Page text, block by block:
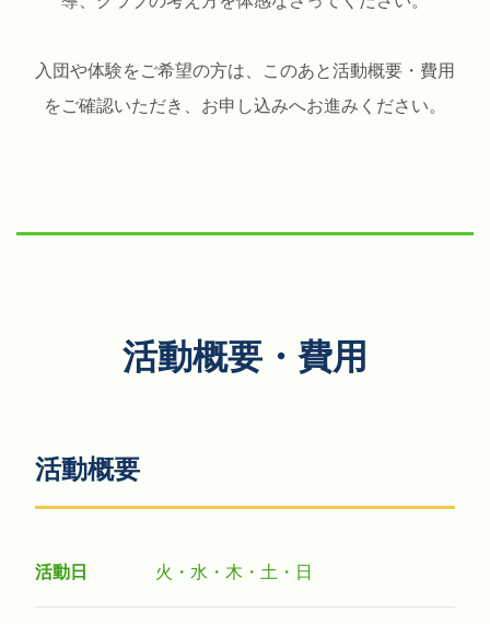
入団や体験をご希望の方は、このあと活動概要・費用
をご確認いただき、お申し込みへお進みください。
活動概要・費用
活動概要
活動日 火・水・木・土・日